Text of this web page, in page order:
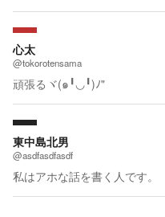
心太
@tokorotensama
頑張るヾ(๑╹◡╹)ﾉ"
東中島北男
@asdfasdfasdf
私はアホな話を書く人です。